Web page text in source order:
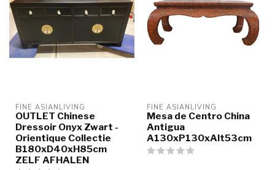
FINE ASIANLIVING
OUTLET Chinese
Dressoir Onyx Zwart -
Orientique Collectie
B180xD40xH85cm
ZELF AFHALEN
FINE ASIANLIVING
Mesa de Centro China
Antigua
A130xP130xAlt53cm